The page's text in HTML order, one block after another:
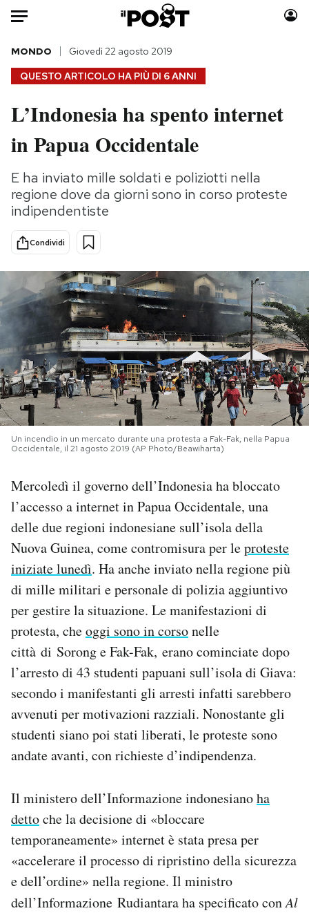
Auto
HOME
Italia
Politica
Tecnologia
Internet
Scienza
Cultura
Economia
Sport
Moda
Consumismi
Storie/Idee
Ok Boomer!
Mondiali calcio 2026
PODCAST
NEWSLETTER
I MIEI PREFERITI
AREA PERSONALE
Area Personale
Newsletter
Notifiche mobile
Regala il Post
Hai bisogno di aiuto?
QUESTO ARTICOLO HA PIÙ DI 6 ANNI
MONDO Giovedì 22 agosto 2019
L’Indonesia ha spento internet
in Papua Occidentale
E ha inviato mille soldati e poliziotti nella
regione dove da giorni sono in corso proteste
indipendentiste
Condividi
Un incendio in un mercato durante una protesta a Fak-Fak, nella Papua
Occidentale, il 21 agosto 2019 (AP Photo/Beawiharta)
Mercoledì il governo dell’Indonesia ha bloccato
l’accesso a internet in Papua Occidentale, una
delle due regioni indonesiane sull’isola della
Nuova Guinea, come contromisura per leproteste
iniziate lunedì. Ha anche inviato nella regione più
di mille militari e personale di polizia aggiuntivo
per gestire la situazione. Le manifestazioni di
protesta, cheoggi sono in corsonelle
città di Sorong e Fak-Fak, erano cominciate dopo
l’arresto di 43 studenti papuani sull’isola di Giava:
secondo i manifestanti gli arresti infatti sarebbero
avvenuti per motivazioni razziali. Nonostante gli
studenti siano poi stati liberati, le proteste sono
andate avanti, con richieste d’indipendenza.
Il ministero dell’Informazione indonesianoha
dettoche la decisione di «bloccare
temporaneamente» internet è stata presa per
«accelerare il processo di ripristino della sicurezza
e dell’ordine» nella regione. Il ministro
dell’Informazione Rudiantara ha specificato conAl